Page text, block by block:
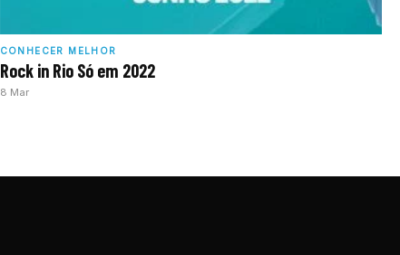
CONHECER MELHOR
Rock in Rio Só em 2022
8 Mar